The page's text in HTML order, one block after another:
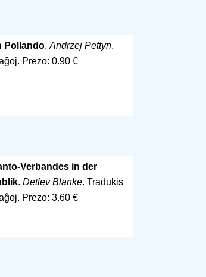
Pollando. Andrzej Pettyn.
. Prezo: 0.90 €
Verbandes in der
. Detlev Blanke. Tradukis
. Prezo: 3.60 €